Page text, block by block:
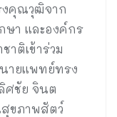
งคุณวุฒิจาก
า และองค์กร
าติเข้าร่วม
ายแพทย์ทรง
ศชัย จินต
ขภาพสัตว์